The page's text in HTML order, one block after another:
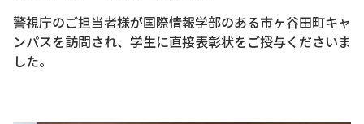
警視庁のご担当者様が国際情報学部のある市ヶ谷田町キャ
ンパスを訪問され、学生に直接表彰状をご授与くださいま
した。